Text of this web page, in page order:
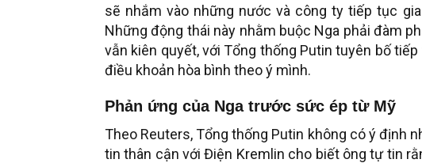
sẽ nhắm vào những nước và công ty tiếp tục
Những động thái này nhằm buộc Nga phải đàm
vẫn kiên quyết, với Tổng thống Putin tuyên bố
điều khoản hòa bình theo ý mình.
Phản ứng của Nga trước sức ép từ Mỹ
Theo Reuters, Tổng thống Putin không có ý định
tin thân cận với Điện Kremlin cho biết ông tự tin